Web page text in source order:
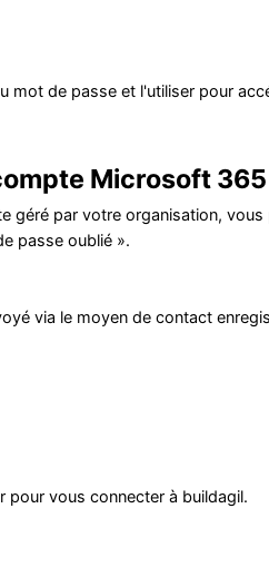
mot de passe et l'utiliser pour
Microsoft 365
par votre organisation,
passe oublié ».
via le moyen de contact
pour vous connecter à buildagil.